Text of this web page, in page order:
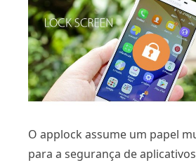
O applock assume um papel
para a segurança de